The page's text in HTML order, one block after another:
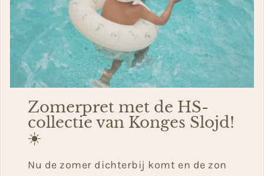
Zomerpret met de HS-
collectie van Konges Slojd!
☀️
Nu de zomer dichterbij komt en de zon